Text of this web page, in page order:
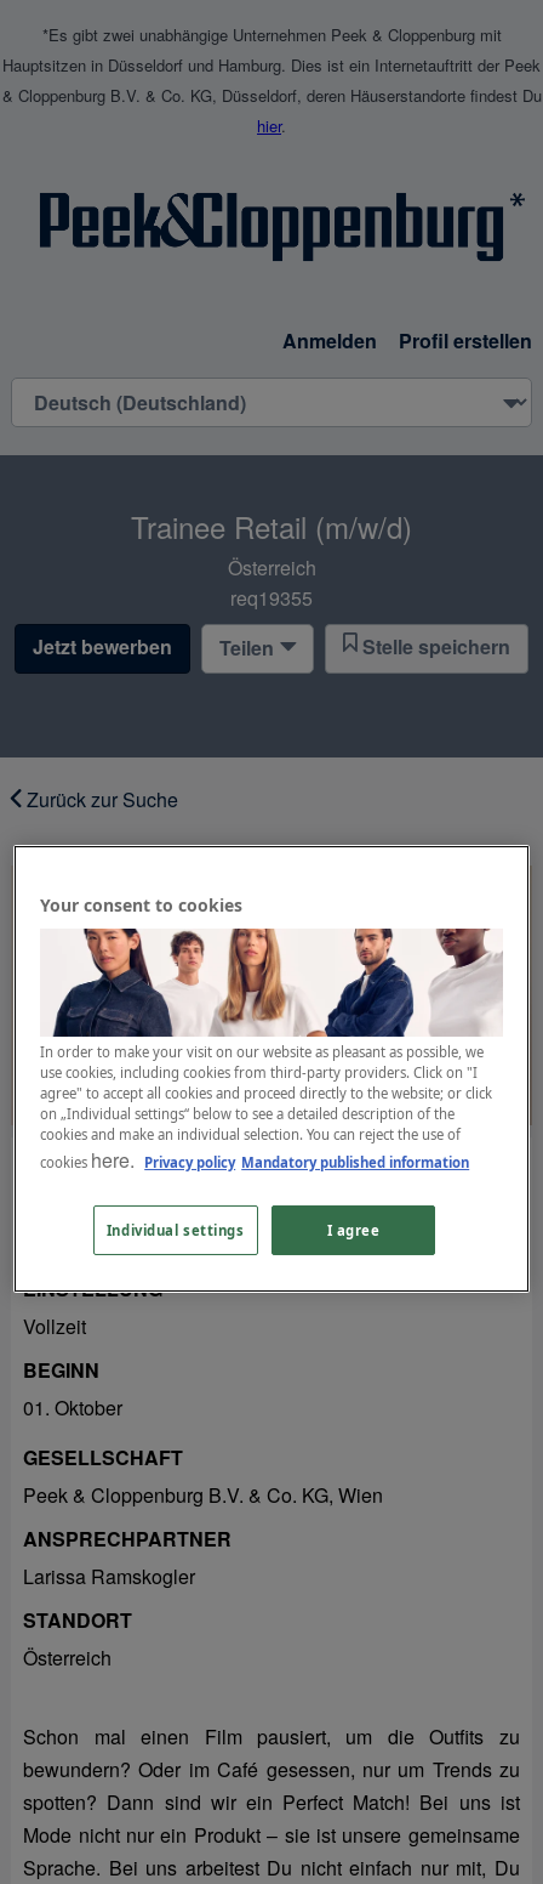
*Es gibt zwei unabhängige Unternehmen Peek & Cloppenburg mit
Hauptsitzen in Düsseldorf und Hamburg. Dies ist ein Internetauftritt der Peek
& Cloppenburg B.V. & Co. KG, Düsseldorf, deren Häuserstandorte findest Du
hier.
Anmelden Profil erstellen
Trainee Retail (m/w/d)
Österreich
req19355
Jetzt bewerben
Teilen Stelle speichern
Zurück zur Suche
Trainee Retail (m/w/d)
EINSTELLUNG
Vollzeit
BEGINN
01. Oktober
GESELLSCHAFT
Peek & Cloppenburg B.V. & Co. KG, Wien
ANSPRECHPARTNER
Larissa Ramskogler
STANDORT
Österreich
Schon mal einen Film pausiert, um die Outfits zu
bewundern? Oder im Café gesessen, nur um Trends zu
spotten? Dann sind wir ein Perfect Match! Bei uns ist
Mode nicht nur ein Produkt – sie ist unsere gemeinsame
Sprache. Bei uns arbeitest Du nicht einfach nur mit, Du
Your consent to cookies
In order to make your visit on our website as pleasant as possible, we
use cookies, including cookies from third-party providers. Click on "I
agree" to accept all cookies and proceed directly to the website; or click
on „Individual settings“ below to see a detailed description of the
cookies and make an individual selection. You can reject the use of
cookies here. Privacy policy Mandatory published information
Individual settings I agree